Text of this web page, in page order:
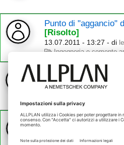
Punto di "aggancio"
[Risolto]
13.07.2011 - 13:27 - di
Ingegneria e cemento
VISTE ASSOCIATIVE
01.07.2011 - 09:54- di
Ingegneria e cemento
problema armatura
Ingegneria e cemento